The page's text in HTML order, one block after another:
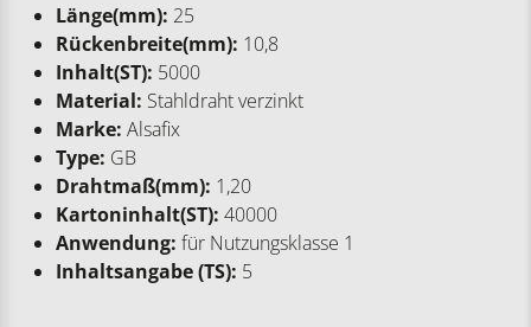
Länge(mm): 25
Rückenbreite(mm): 10,8
Inhalt(ST): 5000
Material: Stahldraht verzinkt
Marke: Alsafix
Type: GB
Drahtmaß(mm): 1,20
Kartoninhalt(ST): 40000
Anwendung: für Nutzungsklasse 1
Inhaltsangabe (TS): 5